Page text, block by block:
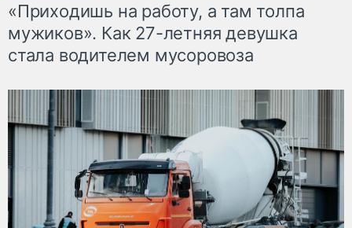
«Приходишь на работу, а там толпа
мужиков». Как 27-летняя девушка
стала водителем мусоровоза